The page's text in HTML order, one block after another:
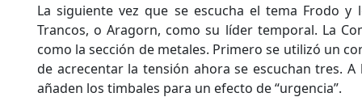
La siguiente vez que se escucha el tema Frodo
Trancos, o Aragorn, como su líder temporal. La
como la sección de metales. Primero se utilizó un
de acrecentar la tensión ahora se escuchan tres.
añaden los timbales para un efecto de “urgencia”.